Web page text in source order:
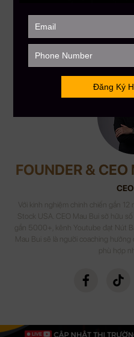
FOUNDER &
Với kinh nghiệm chinh chiến gần 12
Stock USA. CEO Mau Bui sở hữu
gần 5000+, kênh Youtube đạt Nút
Mau Bui sẽ là người coaching
phù hợp